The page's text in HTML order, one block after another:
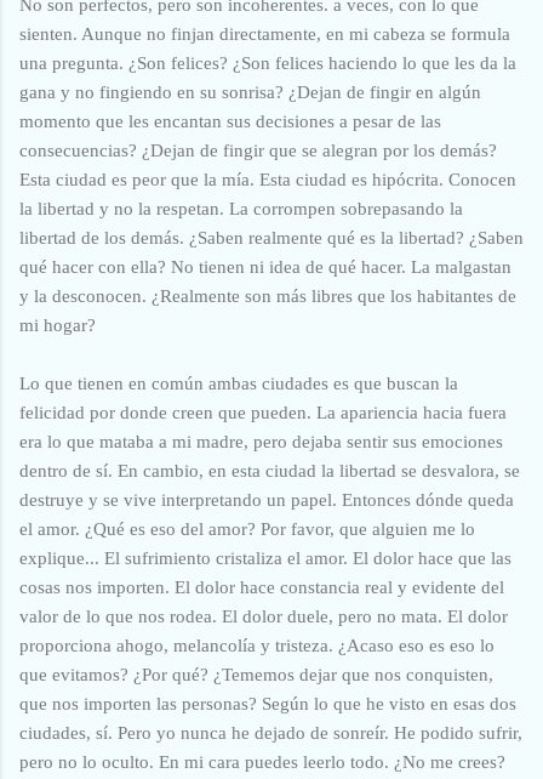
No son perfectos, pero son incoherentes. a veces, con lo que
sienten. Aunque no finjan directamente, en mi cabeza se formula
una pregunta. ¿Son felices? ¿Son felices haciendo lo que les da la
gana y no fingiendo en su sonrisa? ¿Dejan de fingir en algún
momento que les encantan sus decisiones a pesar de las
consecuencias? ¿Dejan de fingir que se alegran por los demás?
Esta ciudad es peor que la mía. Esta ciudad es hipócrita. Conocen
la libertad y no la respetan. La corrompen sobrepasando la
libertad de los demás. ¿Saben realmente qué es la libertad? ¿Saben
qué hacer con ella? No tienen ni idea de qué hacer. La malgastan
y la desconocen. ¿Realmente son más libres que los habitantes de
mi hogar?
Lo que tienen en común ambas ciudades es que buscan la
felicidad por donde creen que pueden. La apariencia hacia fuera
era lo que mataba a mi madre, pero dejaba sentir sus emociones
dentro de sí. En cambio, en esta ciudad la libertad se desvalora, se
destruye y se vive interpretando un papel. Entonces dónde queda
el amor. ¿Qué es eso del amor? Por favor, que alguien me lo
explique... El sufrimiento cristaliza el amor. El dolor hace que las
cosas nos importen. El dolor hace constancia real y evidente del
valor de lo que nos rodea. El dolor duele, pero no mata. El dolor
proporciona ahogo, melancolía y tristeza. ¿Acaso eso es eso lo
que evitamos? ¿Por qué? ¿Tememos dejar que nos conquisten,
que nos importen las personas? Según lo que he visto en esas dos
ciudades, sí. Pero yo nunca he dejado de sonreír. He podido sufrir,
pero no lo oculto. En mi cara puedes leerlo todo. ¿No me crees?